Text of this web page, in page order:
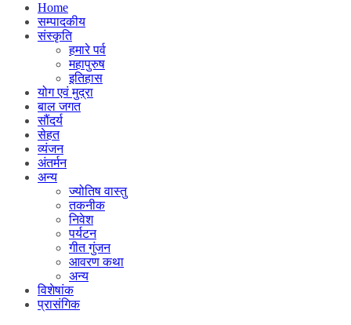
Home
सम्पादकीय
संस्कृति
हमारे पर्व
महापुरुष
इतिहास
योग एवं मुद्रा
बाल जगत
सौंदर्य
सेहत
व्यंजन
अंतर्मन
अन्य
ज्योतिष वास्तु
तकनीक
निवेश
पर्यटन
गीत गुंजन
आवरण कथा
अन्य
विशेषांक
प्रासंगिक